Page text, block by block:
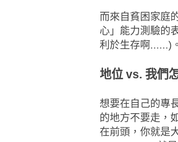
而來自貧困家庭
心」能力測驗的
利於生存啊......)。
地位 vs. 我們
想要在自己的專
的地方不要走，
在前頭，你就是